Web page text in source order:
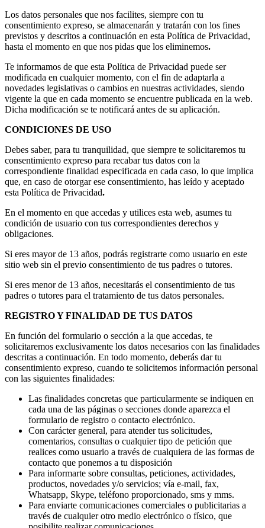
Los datos personales que nos facilites, siempre con tu
consentimiento expreso, se almacenarán y tratarán con los fines
previstos y descritos a continuación en esta Política de Privacidad,
hasta el momento en que nos pidas que los eliminemos.
Te informamos de que esta Política de Privacidad puede ser
modificada en cualquier momento, con el fin de adaptarla a
novedades legislativas o cambios en nuestras actividades, siendo
vigente la que en cada momento se encuentre publicada en la web.
Dicha modificación se te notificará antes de su aplicación.
CONDICIONES DE USO
Debes saber, para tu tranquilidad, que siempre te solicitaremos tu
consentimiento expreso para recabar tus datos con la
correspondiente finalidad especificada en cada caso, lo que implica
que, en caso de otorgar ese consentimiento, has leído y aceptado
esta Política de Privacidad.
En el momento en que accedas y utilices esta web, asumes tu
condición de usuario con tus correspondientes derechos y
obligaciones.
Si eres mayor de 13 años, podrás registrarte como usuario en este
sitio web sin el previo consentimiento de tus padres o tutores.
Si eres menor de 13 años, necesitarás el consentimiento de tus
padres o tutores para el tratamiento de tus datos personales.
REGISTRO Y FINALIDAD DE TUS DATOS
En función del formulario o sección a la que accedas, te
solicitaremos exclusivamente los datos necesarios con las finalidades
descritas a continuación. En todo momento, deberás dar tu
consentimiento expreso, cuando te solicitemos información personal
con las siguientes finalidades:
Las finalidades concretas que particularmente se indiquen en
cada una de las páginas o secciones donde aparezca el
formulario de registro o contacto electrónico.
Con carácter general, para atender tus solicitudes,
comentarios, consultas o cualquier tipo de petición que
realices como usuario a través de cualquiera de las formas de
contacto que ponemos a tu disposición
Para informarte sobre consultas, peticiones, actividades,
productos, novedades y/o servicios; vía e-mail, fax,
Whatsapp, Skype, teléfono proporcionado, sms y mms.
Para enviarte comunicaciones comerciales o publicitarias a
través de cualquier otro medio electrónico o físico, que